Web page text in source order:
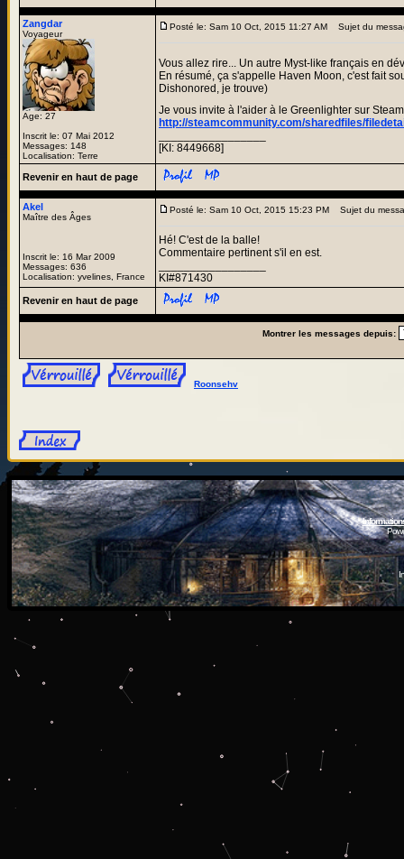
Zangdar
Voyageur
Age: 27
Inscrit le: 07 Mai 2012
Messages: 148
Localisation: Terre
Posté le: Sam 10 Oct, 2015 11:27 AM Sujet du
Vous allez rire... Un autre Myst-like français en
En résumé, ça s'appelle Haven Moon, c'est fait
Dishonored, je trouve)
Je vous invite à l'aider à le Greenlighter sur
http://steamcommunity.com/sharedfiles/
[KI: 8449668]
Revenir en haut de page
Akel
Maître des Âges
Inscrit le: 16 Mar 2009
Messages: 636
Localisation: yvelines, France
Posté le: Sam 10 Oct, 2015 15:23 PM Sujet du
Hé! C'est de la balle!
Commentaire pertinent s'il en est.
KI#871430
Revenir en haut de page
Montrer les messages depuis:
Roonsehv